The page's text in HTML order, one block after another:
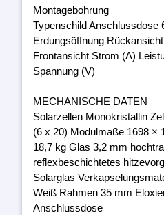
Montagebohrung
Typenschild Anschlussdose
Erdungsöffnung
Frontansicht Strom (A)
Spannung (V)
MECHANISCHE DATEN
Solarzellen Monokristallin
(6 x 20) Modulmaße 1698 ×
18,7 kg Glas 3,2 mm
reflexbeschichtetes
Solarglas
Weiß Rahmen 35 mm
Anschlussdose